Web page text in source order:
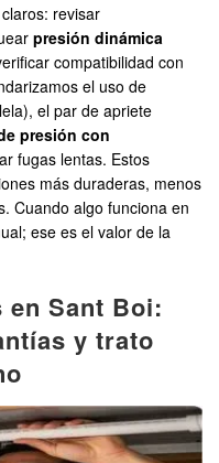
revisar
presión dinámica
compatibilidad con
el uso de
el par de apriete
presión con
fugas lentas. Estos
más duraderas, menos
Cuando algo funciona en
ese es el valor de la
Sant Boi:
y trato